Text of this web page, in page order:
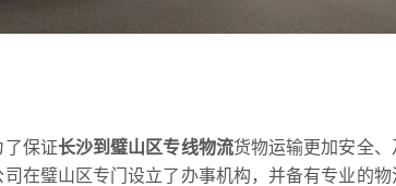
了保证长沙到璧山区专线物流货物运输更加安全、
在璧山区专门设立了办事机构，并备有专业的物